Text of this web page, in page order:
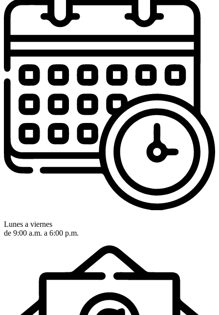
Lunes a viernes
de 9:00 a.m. a 6:00 p.m.